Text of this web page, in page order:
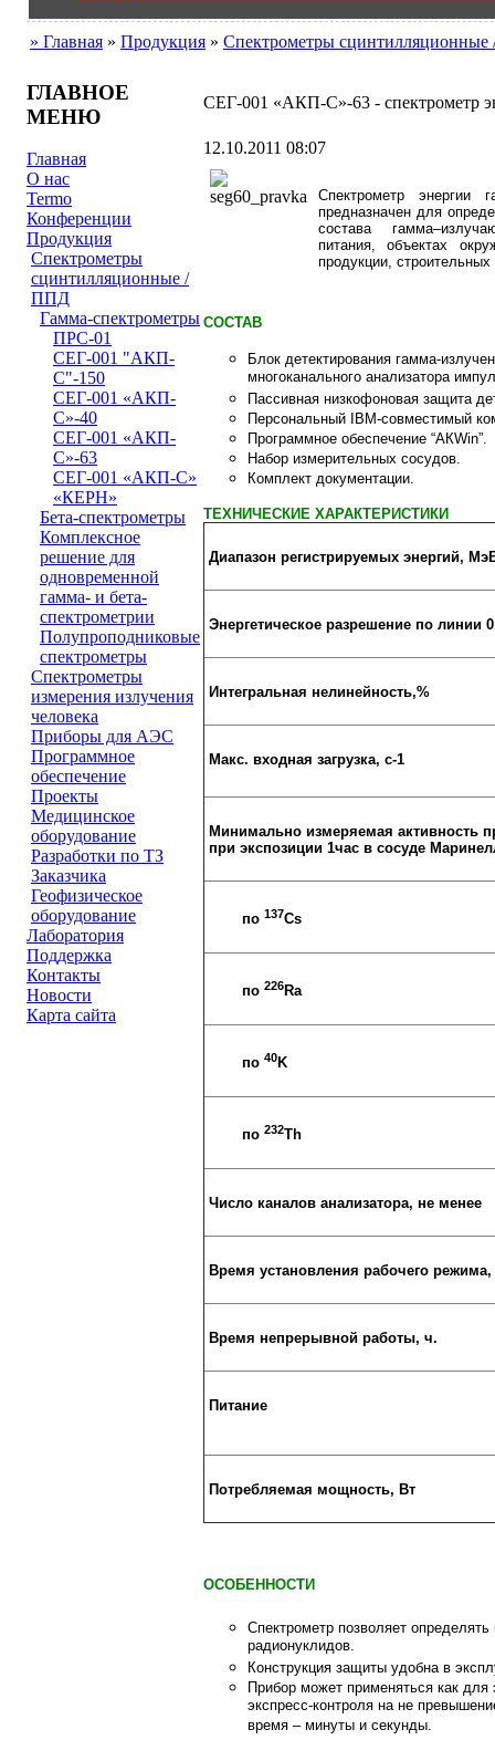
» Главная » Продукция » Cпектрометры
ГЛАВНОЕ
МЕНЮ
Главная
О нас
Termo
Конференции
Продукция
Cпектрометры
сцинтилляционные /
ППД
Гамма-спектрометры
ПРС-01
СЕГ-001 "АКП-
С"-150
СЕГ-001 «АКП-
С»-40
СЕГ-001 «АКП-
С»-63
СЕГ-001 «АКП-С»
«КЕРН»
Бета-спектрометры
Комплексное
решение для
одновременной
гамма- и бета-
спектрометрии
Полупроподниковые
спектрометры
Cпектрометры
измерения излучения
человека
Приборы для АЭС
Программное
обеспечение
Проeкты
Медицинское
оборудование
Разработки по ТЗ
Заказчика
Геофизическое
оборудование
Лаборатория
Поддержка
Контакты
Новости
Карта сайта
СЕГ-001 «АКП-С»-63 - спектрометр
12.10.2011 08:07
Спектрометр энергии
предназначен для
состава
питания,объектах
продукции,
СОСТАВ
Блок детектирования гамма-
многоканального анализатора
Пассивная низкофоновая защита
Персональный IBM-совместимый
Программное обеспечение “АКWin”.
Набор измерительных сосудов.
Комплект документации.
ТЕХНИЧЕСКИЕ ХАРАКТЕРИСТИКИ
Диапазон регистрируемых энергий,
Энергетическое разрешение по линии
Интегральная нелинейность,%
Макс. входная загрузка, с-1
Минимально измеряемая активность
при экспозиции 1час в сосуде
по 137Сs
по 226Ra
по 40K
по 232Th
Число каналов анализатора, не менее
Время установления рабочего
Время непрерывной работы, ч.
Питание
Потребляемая мощность, Вт
ОСОБЕННОСТИ
Спектрометр позволяет
радионуклидов.
Конструкция защиты удобна в
Прибор может применяться как для
экспресс-контроля на не
время – минуты и секунды.